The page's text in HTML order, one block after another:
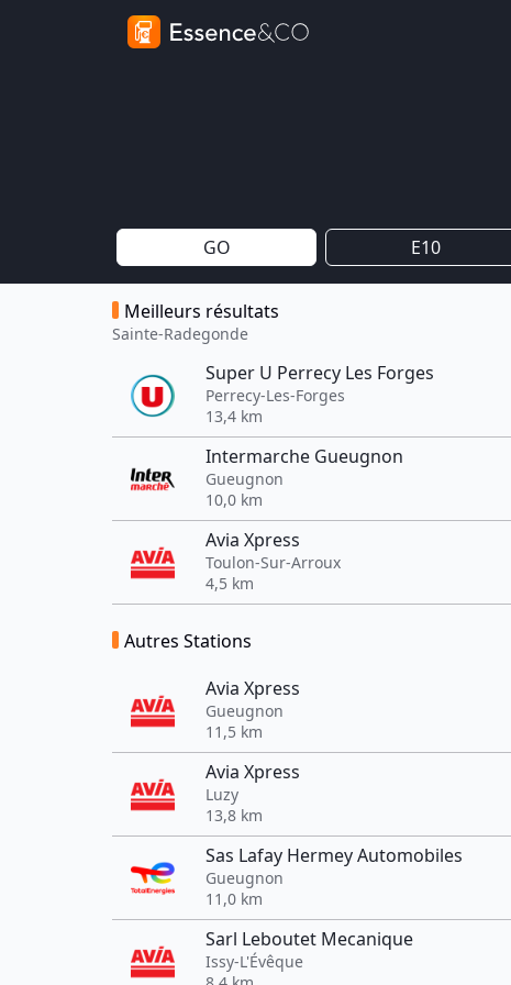
GO E10
Meilleurs résultats
Sainte-Radegonde
Super U Perrecy Les Forges
Perrecy-Les-Forges
13,4 km
Intermarche Gueugnon
Gueugnon
10,0 km
Avia Xpress
Toulon-Sur-Arroux
4,5 km
Autres Stations
Avia Xpress
Gueugnon
11,5 km
Avia Xpress
Luzy
13,8 km
Sas Lafay Hermey Automobiles
Gueugnon
11,0 km
Sarl Leboutet Mecanique
Issy-L'Évêque